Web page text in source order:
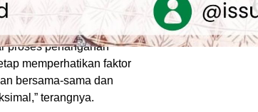
proses penanganan
memperhatikan faktor
bersama-sama dan
terangnya.